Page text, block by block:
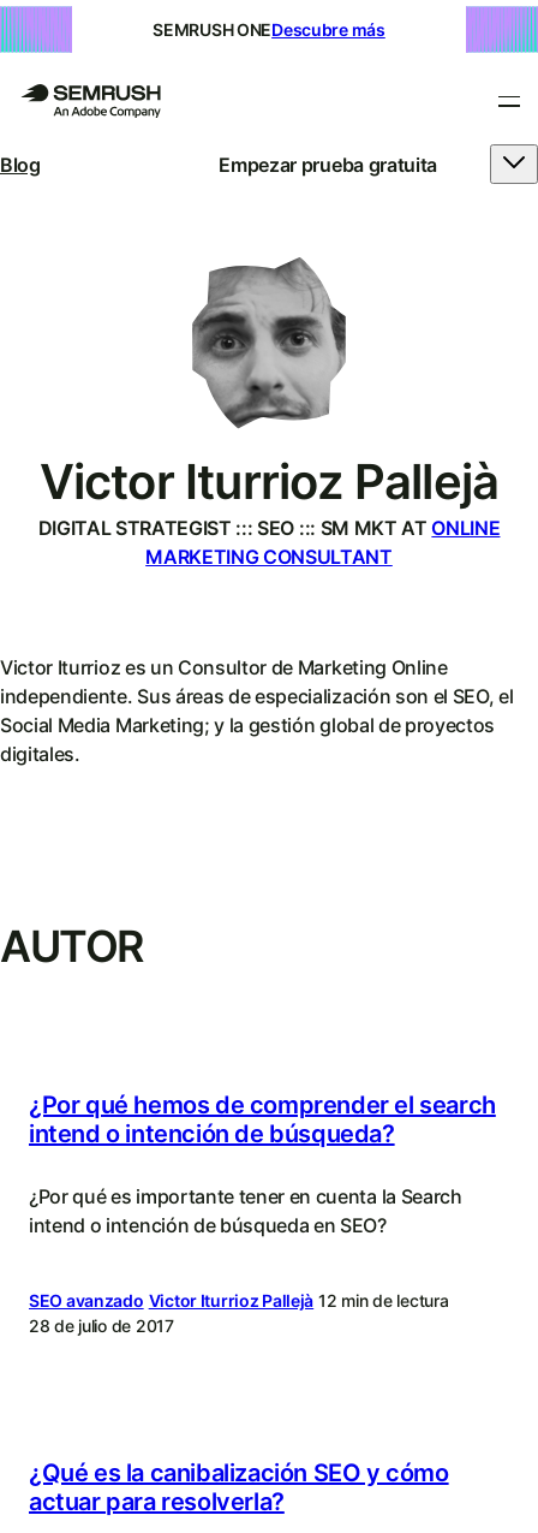
SEMRUSH ONEDescubre más
Blog Empezar prueba gratuita
Victor Iturrioz Pallejà
DIGITAL STRATEGIST ::: SEO ::: SM MKT ATONLINE
MARKETING CONSULTANT
Victor Iturrioz es un Consultor de Marketing Online
independiente. Sus áreas de especialización son el SEO, el
Social Media Marketing; y la gestión global de proyectos
digitales.
AUTOR
¿Por qué hemos de comprender el search
intend o intención de búsqueda?
¿Por qué es importante tener en cuenta la Search
intend o intención de búsqueda en SEO?
SEO avanzado Victor Iturrioz Pallejà 12 min de lectura
28 de julio de 2017
¿Qué es la canibalización SEO y cómo
actuar para resolverla?